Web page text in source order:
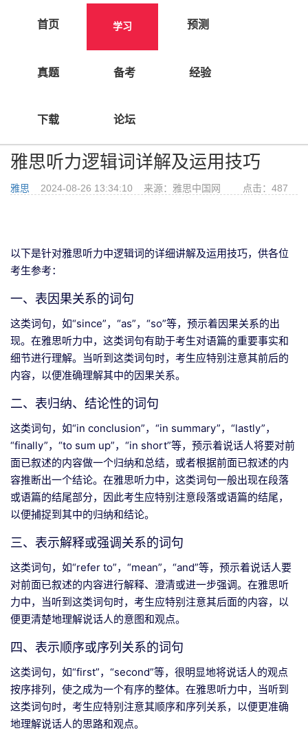
首页 学习 预测
真题 备考 经验
下载 论坛
>学习>
雅思听力逻辑词详解及运用技巧
雅思 2024-08-26 13:34:10 来源：雅思中国网 点击： 487
以下是针对雅思听力中逻辑词的详细讲解及运用技巧，供各位
考生参考：
一、表因果关系的词句
这类词句，如“since”，“as”，“so”等，预示着因果关系的出
现。在雅思听力中，这类词句有助于考生对语篇的重要事实和
细节进行理解。当听到这类词句时，考生应特别注意其前后的
内容，以便准确理解其中的因果关系。
二、表归纳、结论性的词句
这类词句，如“in conclusion”，“in summary”，“lastly”，
“finally”，“to sum up”，“in short”等，预示着说话人将要对前
面已叙述的内容做一个归纳和总结，或者根据前面已叙述的内
容推断出一个结论。在雅思听力中，这类词句一般出现在段落
或语篇的结尾部分，因此考生应特别注意段落或语篇的结尾，
以便捕捉到其中的归纳和结论。
三、表示解释或强调关系的词句
这类词句，如“refer to”，“mean”，“and”等，预示着说话人要
对前面已叙述的内容进行解释、澄清或进一步强调。在雅思听
力中，当听到这类词句时，考生应特别注意其后面的内容，以
便更清楚地理解说话人的意图和观点。
四、表示顺序或序列关系的词句
这类词句，如“first”，“second”等，很明显地将说话人的观点
按序排列，使之成为一个有序的整体。在雅思听力中，当听到
这类词句时，考生应特别注意其顺序和序列关系，以便更准确
地理解说话人的思路和观点。